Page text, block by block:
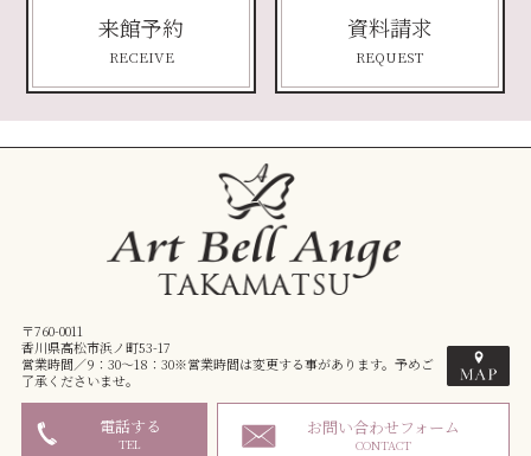
来館予約
RECEIVE
資料請求
REQUEST
〒760-0011
香川県高松市浜ノ町53-17
営業時間／9：30～18：30※営業時間は変更する事があります。予めご
了承くださいませ。
電話する
TEL
お問い合わせフォーム
CONTACT